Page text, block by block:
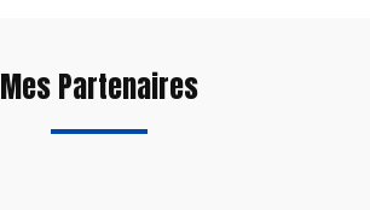
Mes Partenaires